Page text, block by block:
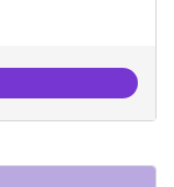
seminari regular